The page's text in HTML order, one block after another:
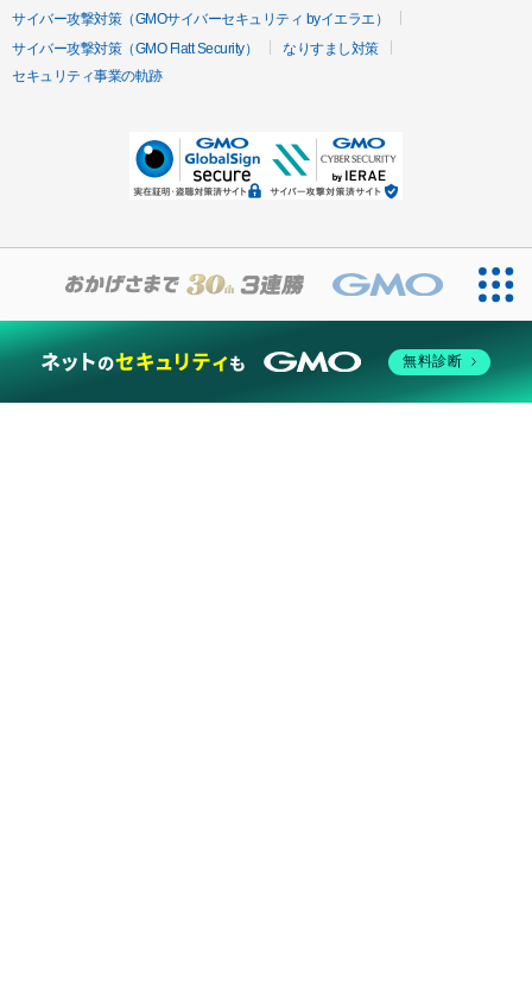
サイバー攻撃対策（GMOサイバーセキュリティ byイエラエ）
サイバー攻撃対策（GMO Flatt Security）
なりすまし対策
セキュリティ事業の軌跡
無料診断